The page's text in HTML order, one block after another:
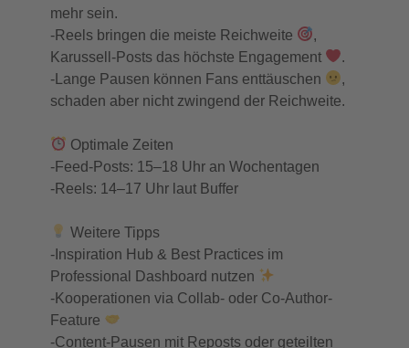
mehr sein.
-Reels bringen die meiste Reichweite
,
Karussell-Posts das höchste Engagement
.
-Lange Pausen können Fans enttäuschen
,
schaden aber nicht zwingend der Reichweite.
Optimale Zeiten
-Feed-Posts: 15–18 Uhr an Wochentagen
-Reels: 14–17 Uhr laut Buffer
Weitere Tipps
-Inspiration Hub & Best Practices im
Professional Dashboard nutzen
-Kooperationen via Collab- oder Co-Author-
Feature
-Content-Pausen mit Reposts oder geteilten